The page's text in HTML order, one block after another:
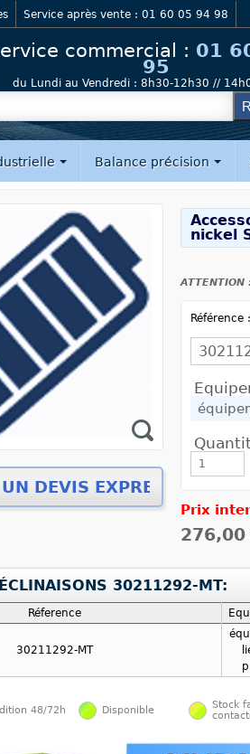
Service après vente : 01 60 05 94 98
commercial : 01
95
du Lundi au Vendredi : 8h30-12h30 //
Balance précision
nickel
Référence
Prix
276,00
30211292-MT:
Réference
30211292-MT
48/72h Disponible
Stock